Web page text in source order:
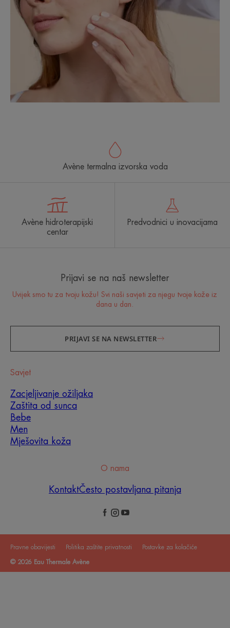
Avène termalna izvorska voda
Avène hidroterapijski
centar
Predvodnici u inovacijama
Prijavi se na naš newsletter
Uvijek smo tu za tvoju kožu! Svi naši savjeti za njegu tvoje kože iz
dana u dan.
PRIJAVI SE NA NEWSLETTER
Savjet
Zacjeljivanje ožiljaka
Zaštita od sunca
Bebe
Men
Mješovita koža
O nama
KontaktČesto postavljana pitanja
Pravne obavijesti Politika zaštite privatnosti Postavke za kolačiće
© 2026 Eau Thermale Avène